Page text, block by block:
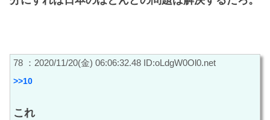
78 ：2020/11/20(金) 06:06:32.48 ID:oLdgW0Ol0.net
>>10
これ